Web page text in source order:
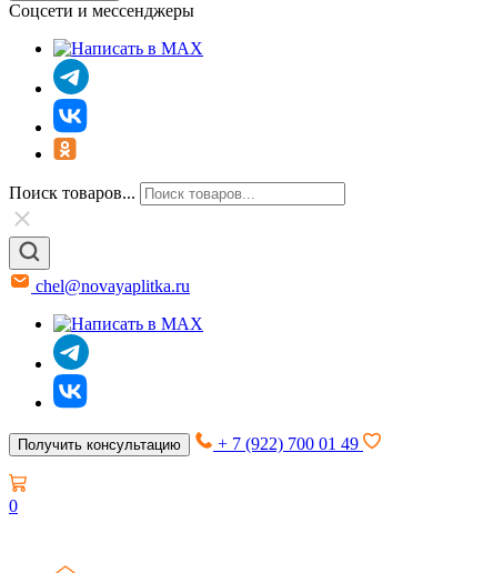
Соцсети и мессенджеры
Поиск товаров...
chel@novayaplitka.ru
Получить консультацию + 7 (922) 700 01 49
0